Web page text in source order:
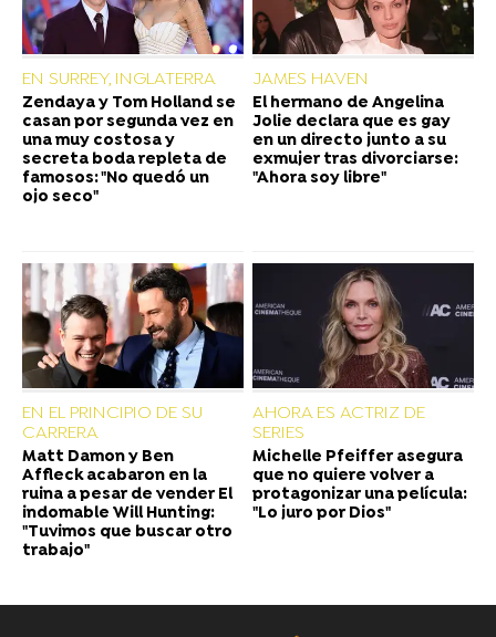
EN SURREY, INGLATERRA
Zendaya y Tom Holland se
casan por segunda vez en
una muy costosa y
secreta boda repleta de
famosos: "No quedó un
ojo seco"
JAMES HAVEN
El hermano de Angelina
Jolie declara que es gay
en un directo junto a su
exmujer tras divorciarse:
"Ahora soy libre"
EN EL PRINCIPIO DE SU
CARRERA
Matt Damon y Ben
Affleck acabaron en la
ruina a pesar de vender El
indomable Will Hunting:
"Tuvimos que buscar otro
trabajo"
AHORA ES ACTRIZ DE
SERIES
Michelle Pfeiffer asegura
que no quiere volver a
protagonizar una película:
"Lo juro por Dios"